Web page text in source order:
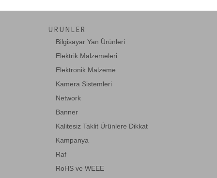
DSG-Canusa
EASY COM
ednet
EETools
Formrack
Fujitsu
ÜRÜNLER
Bilgisayar Yan Ürünleri
Elektrik Malzemeleri
Elektronik Malzeme
Kamera Sistemleri
Network
Banner
Kalitesiz Taklit Ürünlere Dikkat
Kampanya
Raf
RoHS ve WEEE